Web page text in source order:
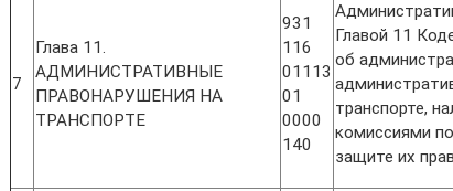
7
Глава 11.
АДМИНИСТРАТИВНЫЕ
ПРАВОНАРУШЕНИЯ НА
ТРАНСПОРТЕ
931
116
01113
01
0000
140
Главой 11
об
транспорте,
комиссиями
защите их прав